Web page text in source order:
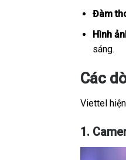
Đàm
Hình
sáng.
Các
Viettel
1.